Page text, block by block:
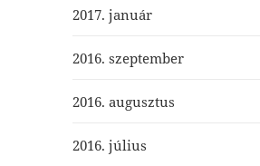
2017. január
2016. szeptember
2016. augusztus
2016. július